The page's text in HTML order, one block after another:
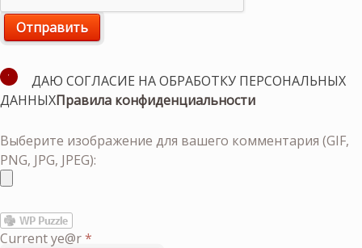
ДАЮ СОГЛАСИЕ НА ОБРАБОТКУ ПЕРСОНАЛЬНЫХ
ДАННЫХПравила конфиденциальности
Выберите изображение для вашего комментария (GIF,
PNG, JPG, JPEG):
Current ye@r*